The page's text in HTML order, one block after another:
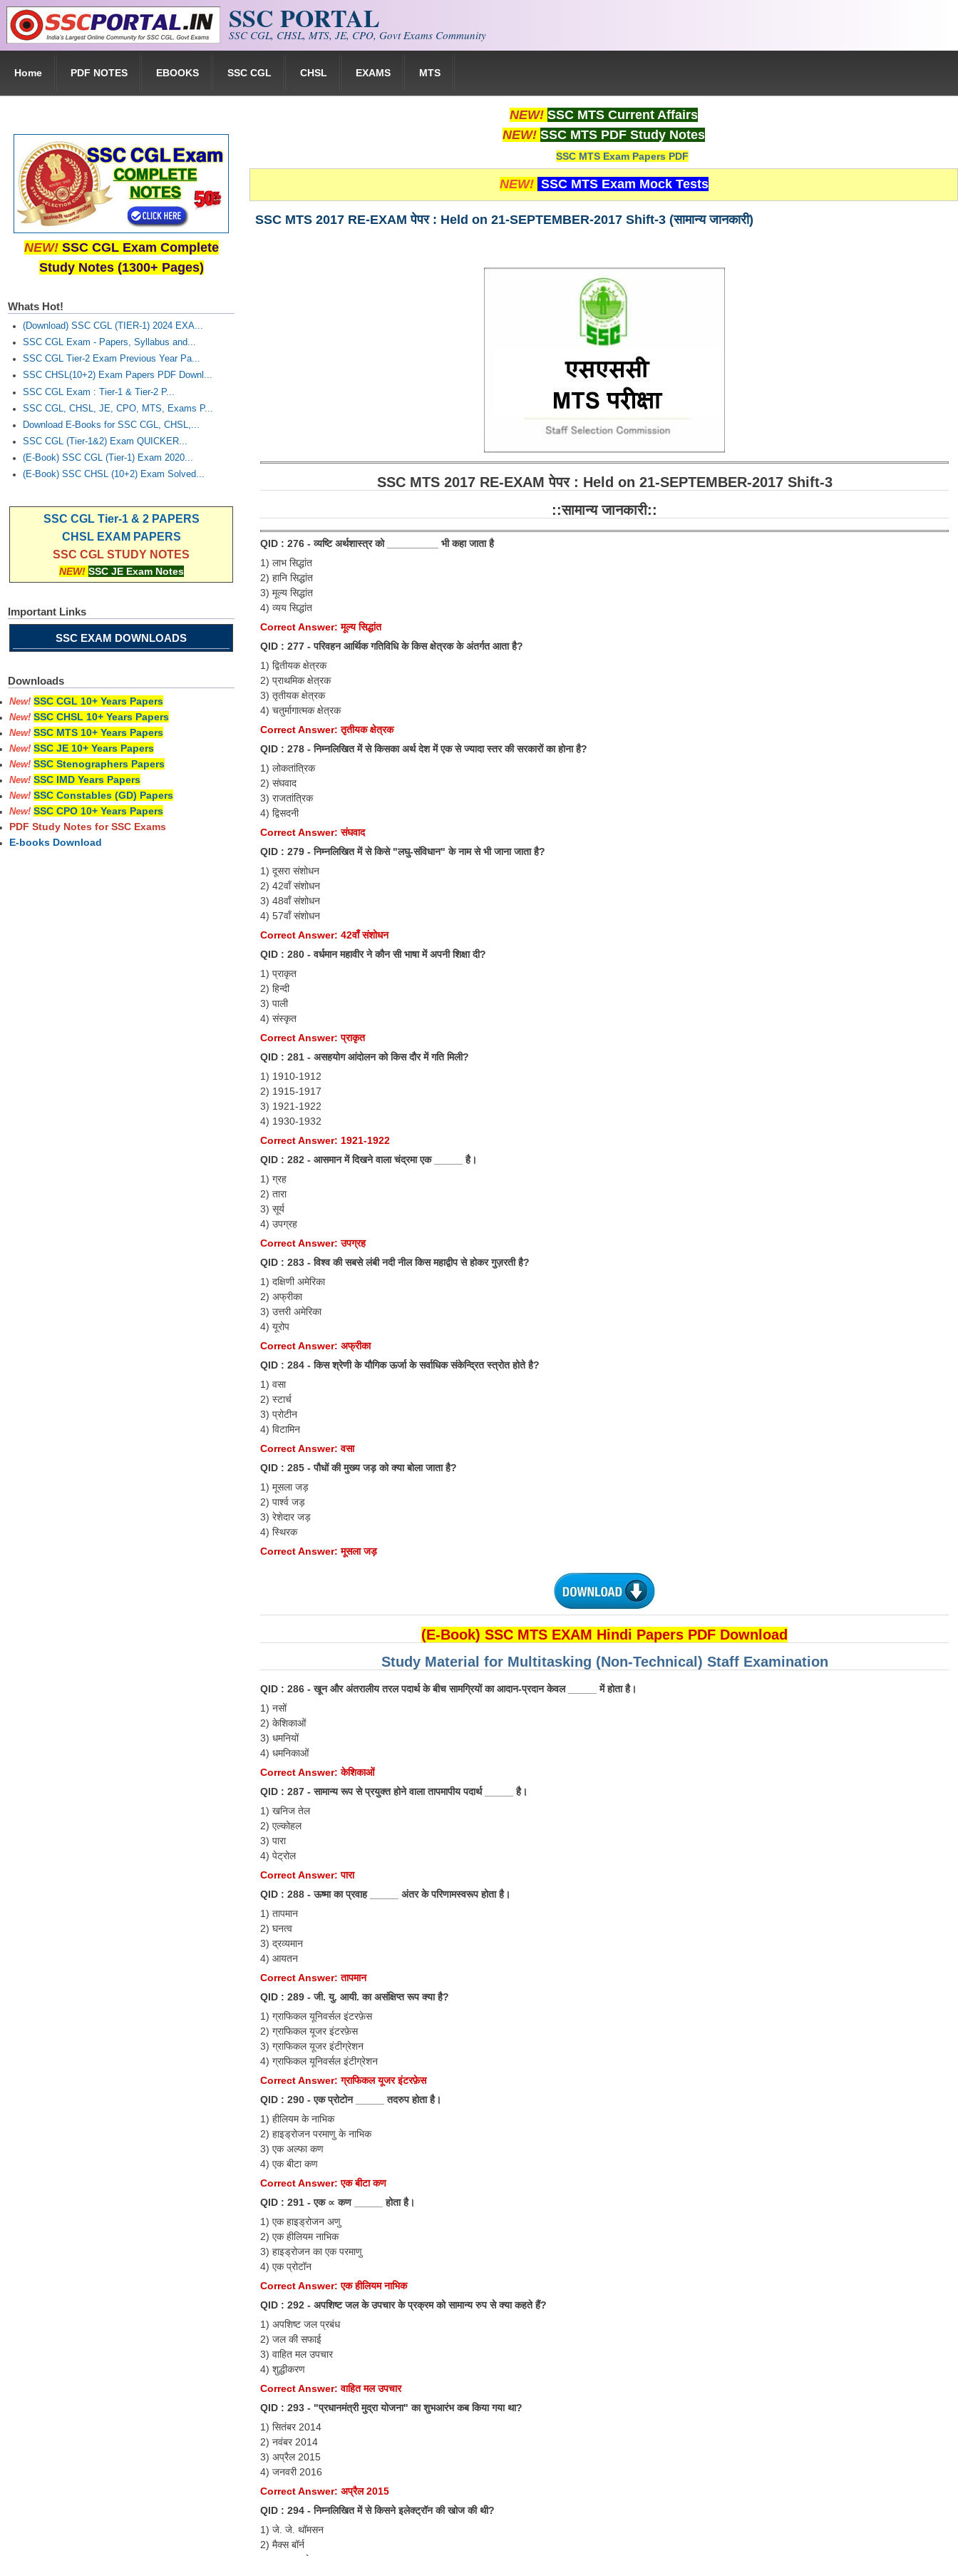
Skip to main content SSC PORTAL
SSC CGL, CHSL, MTS, JE, CPO, Govt Exams Community
Home PDF NOTES EBOOKS SSC CGL CHSL EXAMS MTS
NEW! SSC MTS Current Affairs
NEW! SSC MTS PDF Study Notes
SSC MTS Exam Papers PDF
NEW! SSC MTS Exam Mock Tests
SSC MTS 2017 RE-EXAM पेपर : Held on 21-SEPTEMBER-2017 Shift-3 (सामान्य जानकारी)
SSC MTS 2017 RE-EXAM पेपर : Held on 21-SEPTEMBER-2017 Shift-3
::सामान्य जानकारी::
QID : 276 - व्यष्टि अर्थशास्त्र को _________ भी कहा जाता है
1) लाभ सिद्धांत
2) हानि सिद्धांत
3) मूल्य सिद्धांत
4) व्यय सिद्धांत
Correct Answer: मूल्य सिद्धांत
QID : 277 - परिवहन आर्थिक गतिविधि के किस क्षेत्रक के अंतर्गत आता है?
1) द्वितीयक क्षेत्रक
2) प्राथमिक क्षेत्रक
3) तृतीयक क्षेत्रक
4) चतुर्मागात्मक क्षेत्रक
Correct Answer: तृतीयक क्षेत्रक
QID : 278 - निम्नलिखित में से किसका अर्थ देश में एक से ज्यादा स्तर की सरकारों का होना है?
1) लोकतांत्रिक
2) संघवाद
3) राजतांत्रिक
4) द्विसदनी
Correct Answer: संघवाद
QID : 279 - निम्नलिखित में से किसे "लघु-संविधान" के नाम से भी जाना जाता है?
1) दूसरा संशोधन
2) 42वाँ संशोधन
3) 48वाँ संशोधन
4) 57वाँ संशोधन
Correct Answer: 42वाँ संशोधन
QID : 280 - वर्धमान महावीर ने कौन सी भाषा में अपनी शिक्षा दी?
1) प्राकृत
2) हिन्दी
3) पाली
4) संस्कृत
Correct Answer: प्राकृत
QID : 281 - असहयोग आंदोलन को किस दौर में गति मिली?
1) 1910-1912
2) 1915-1917
3) 1921-1922
4) 1930-1932
Correct Answer: 1921-1922
QID : 282 - आसमान में दिखने वाला चंद्रमा एक _____ है।
1) ग्रह
2) तारा
3) सूर्य
4) उपग्रह
Correct Answer: उपग्रह
QID : 283 - विश्व की सबसे लंबी नदी नील किस महाद्वीप से होकर गुज़रती है?
1) दक्षिणी अमेरिका
2) अफ्रीका
3) उत्तरी अमेरिका
4) यूरोप
Correct Answer: अफ्रीका
QID : 284 - किस श्रेणी के यौगिक ऊर्जा के सर्वाधिक संकेन्द्रित स्त्रोत होते है?
1) वसा
2) स्टार्च
3) प्रोटीन
4) विटामिन
Correct Answer: वसा
QID : 285 - पौधों की मुख्य जड़ को क्या बोला जाता है?
1) मूसला जड़
2) पार्श्व जड़
3) रेशेदार जड़
4) स्थिरक
Correct Answer: मूसला जड़
(E-Book) SSC MTS EXAM Hindi Papers PDF Download
Study Material for Multitasking (Non-Technical) Staff Examination
QID : 286 - खून और अंतरालीय तरल पदार्थ के बीच सामग्रियों का आदान-प्रदान केवल _____ में होता है।
1) नसों
2) केशिकाओं
3) धमनियों
4) धमनिकाओं
Correct Answer: केशिकाओं
QID : 287 - सामान्य रूप से प्रयुक्त होने वाला तापमापीय पदार्थ _____ है।
1) खनिज तेल
2) एल्कोहल
3) पारा
4) पेट्रोल
Correct Answer: पारा
QID : 288 - ऊष्मा का प्रवाह _____ अंतर के परिणामस्वरूप होता है।
1) तापमान
2) घनत्व
3) द्रव्यमान
4) आयतन
Correct Answer: तापमान
QID : 289 - जी. यु. आयी. का असंक्षिप्त रूप क्या है?
1) ग्राफिकल यूनिवर्सल इंटरफ़ेस
2) ग्राफिकल यूजर इंटरफ़ेस
3) ग्राफिकल यूजर इंटीग्रेशन
4) ग्राफिकल यूनिवर्सल इंटीग्रेशन
Correct Answer: ग्राफिकल यूजर इंटरफ़ेस
QID : 290 - एक प्रोटोन _____ तदरुप होता है।
1) हीलियम के नाभिक
2) हाइड्रोजन परमाणु के नाभिक
3) एक अल्फा कण
4) एक बीटा कण
Correct Answer: एक बीटा कण
QID : 291 - एक ∝ कण _____ होता है।
1) एक हाइड्रोजन अणु
2) एक हीलियम नाभिक
3) हाइड्रोजन का एक परमाणु
4) एक प्रोटॉन
Correct Answer: एक हीलियम नाभिक
QID : 292 - अपशिष्ट जल के उपचार के प्रक्रम को सामान्य रुप से क्या कहते हैं?
1) अपशिष्ट जल प्रबंध
2) जल की सफाई
3) वाहित मल उपचार
4) शुद्धीकरण
Correct Answer: वाहित मल उपचार
QID : 293 - "प्रधानमंत्री मुद्रा योजना" का शुभआरंभ कब किया गया था?
1) सितंबर 2014
2) नवंबर 2014
3) अप्रैल 2015
4) जनवरी 2016
Correct Answer: अप्रैल 2015
QID : 294 - निम्नलिखित में से किसने इलेक्ट्रॉन की खोज की थी?
1) जे. जे. थॉमसन
2) मैक्स बॉर्न
NEW! SSC CGL Exam Complete
Study Notes (1300+ Pages)
Whats Hot!
(Download) SSC CGL (TIER-1) 2024 EXA...
SSC CGL Exam - Papers, Syllabus and...
SSC CGL Tier-2 Exam Previous Year Pa...
SSC CHSL(10+2) Exam Papers PDF Downl...
SSC CGL Exam : Tier-1 & Tier-2 P...
SSC CGL, CHSL, JE, CPO, MTS, Exams P...
Download E-Books for SSC CGL, CHSL,...
SSC CGL (Tier-1&2) Exam QUICKER...
(E-Book) SSC CGL (Tier-1) Exam 2020...
(E-Book) SSC CHSL (10+2) Exam Solved...
SSC CGL Tier-1 & 2 PAPERS
CHSL EXAM PAPERS
SSC CGL STUDY NOTES
NEW! SSC JE Exam Notes
Important Links
SSC EXAM DOWNLOADS
Downloads
New! SSC CGL 10+ Years Papers
New! SSC CHSL 10+ Years Papers
New! SSC MTS 10+ Years Papers
New! SSC JE 10+ Years Papers
New! SSC Stenographers Papers
New! SSC IMD Years Papers
New! SSC Constables (GD) Papers
New! SSC CPO 10+ Years Papers
PDF Study Notes for SSC Exams
E-books Download